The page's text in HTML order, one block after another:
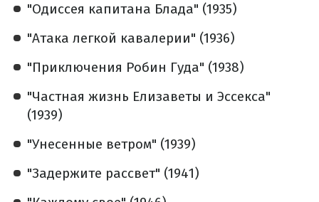
"Одиссея капитана Блада" (1935)
"Атака легкой кавалерии" (1936)
"Приключения Робин Гуда" (1938)
"Частная жизнь Елизаветы и Эссекса"
(1939)
"Унесенные ветром" (1939)
"Задержите рассвет" (1941)